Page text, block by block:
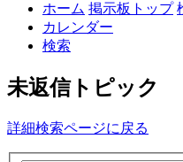
ホーム 掲示板トップ
カレンダー
検索
未返信トピック
詳細検索ページに戻る